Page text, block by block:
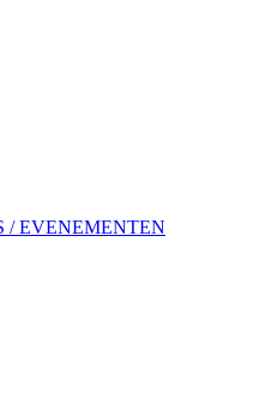
/ EVENEMENTEN